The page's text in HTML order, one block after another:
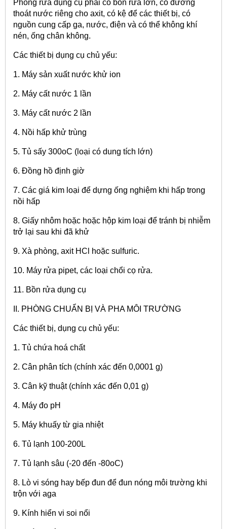
Phòng rửa dụng cụ phải có bồn rửa lớn, có đường
thoát nước riêng cho axit, có kệ để các thiết bị, có
nguồn cung cấp ga, nước, điện và có thể không khí
nén, ống chân không.
Các thiết bị dụng cụ chủ yếu:
1. Máy sản xuất nước khử ion
2. Máy cất nước 1 lần
3. Máy cất nước 2 lần
4. Nồi hấp khử trùng
5. Tủ sấy 300oC (loại có dung tích lớn)
6. Đồng hồ định giờ
7. Các giá kim loại để dựng ống nghiệm khi hấp trong
nồi hấp
8. Giấy nhôm hoặc hoặc hộp kim loại để tránh bị nhiễm
trở lại sau khi đã khử
9. Xà phòng, axit HCl hoặc sulfuric.
10. Máy rửa pipet, các loại chổi cọ rửa.
11. Bồn rửa dụng cụ
II. PHÒNG CHUẨN BỊ VÀ PHA MÔI TRƯỜNG
Các thiết bị, dụng cụ chủ yếu:
1. Tủ chứa hoá chất
2. Cân phân tích (chính xác đến 0,0001 g)
3. Cân kỹ thuật (chính xác đến 0,01 g)
4. Máy đo pH
5. Máy khuấy từ gia nhiệt
6. Tủ lạnh 100-200L
7. Tủ lạnh sâu (-20 đến -80oC)
8. Lò vi sóng hay bếp đun để đun nóng môi trường khi
trộn với aga
9. Kính hiển vi soi nổi